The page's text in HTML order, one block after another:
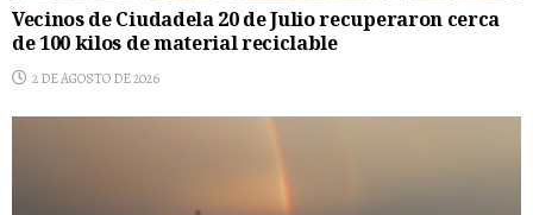
Vecinos de Ciudadela 20 de Julio recuperaron cerca
de 100 kilos de material reciclable
2 DE AGOSTO DE 2026